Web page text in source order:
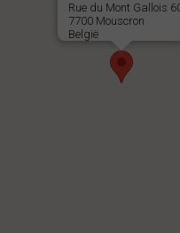
Rue du Mont Gallois
7700 Mouscron
België